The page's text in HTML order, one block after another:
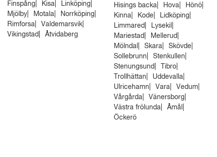
Finspång Kisa
Linköping
Mjölby
Motala
Norrköping
Rimforsa
Valdemarsvik
Vikingstad
Åtvidaberg
Hisings backa
Hova
Hönö
Kinna
Kode
Lidköping
Limmared
Lysekil
Mariestad
Mellerud
Mölndal
Skara
Skövde
Sollebrunn
Stenkullen
Stenungsund
Tibro
Trollhättan
Uddevalla
Ulricehamn
Vara
Vedum
Vårgårda
Vänersborg
Västra frölunda
Åmål
Öckerö